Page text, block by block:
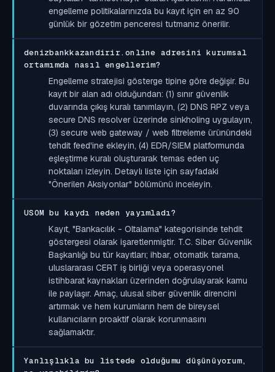
engelleme politikalarınızda bu kayıt için en az 90
günlük bir gözetim penceresi tutmanız önerilir.
denizbankkazandirir.online adresini kurumsal
ortamımda nasıl engellerim?
Engelleme stratejisi gösterge tipine göre değişir. Bu
kayıt bir alan adı olduğundan: (1) sınır güvenlik
duvarında çıkış kuralı tanımlayın, (2) DNS RPZ veya
secure DNS resolver üzerinde sinkholing uygulayın,
(3) secure web gateway / web filtreleme ürünündeki
tehdit feed'ine ekleyin, (4) EDR/SIEM platformunda
eşleştirme kuralı oluşturarak temas eden uç
noktaları izleyin. Detaylı liste için sayfadaki
"Önerilen Aksiyonlar" bölümünü inceleyin.
USOM bu kaydı neden yayımladı?
Kayıt, "Bankacılık - Oltalama" kategorisinde tehdit
göstergesi olarak işaretlenmiştir. T.C. Siber Güvenlik
Başkanlığı bu tür kayıtları; ihbar, otomatik tarama,
uluslararası CERT iş birliği veya operasyonel
istihbarat kaynakları üzerinden doğrulayarak kamu
ile paylaşır. Amaç, ulusal siber güvenlik direncini
artırmak ve hem kurumların hem de bireysel
kullanıcıların proaktif olarak korunmasını
sağlamaktır.
Yanlışlıkla bu listede olduğumu düşünüyorum,